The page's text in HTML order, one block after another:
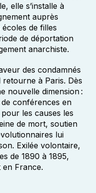
elle s’installe à
auprès
écoles de filles
de déportation
anarchiste.
des condamnés
à Paris. Dès
nouvelle dimension :
conférences en
les causes les
de mort, soutien
lui
Exilée volontaire,
de 1890 à 1895,
en France.